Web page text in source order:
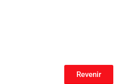
Revenir